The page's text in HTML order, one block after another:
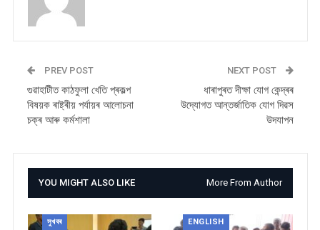
PREV POST
গুৱাহাটীত কাঠফুলা খেতি প্ৰকল্প
বিষয়ক ৰাষ্ট্ৰীয় পৰ্যায়ৰ আলোচনা
চক্ৰ আৰু কৰ্মশালা
NEXT POST
ধাৰাপুৰত দীক্ষা যোগ কেন্দ্ৰৰ
উদ্যোগত আন্তৰ্জাতিক যোগ দিৱস
উদযাপন
YOU MIGHT ALSO LIKE More From Author
সুখবৰ ENGLISH